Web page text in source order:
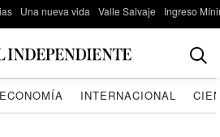
Una nueva vida Valle Salvaje Ingreso
ECONOMÍA INTERNACIONAL